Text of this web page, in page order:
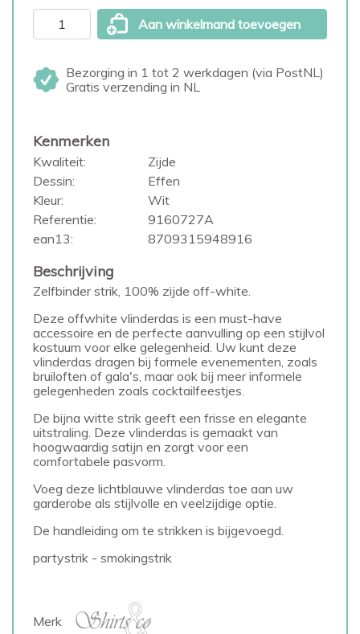
Aan winkelmand toevoegen
Bezorging in 1 tot 2 werkdagen (via PostNL)
Gratis verzending in NL
Kenmerken
Kwaliteit:
Zijde
Dessin:
Effen
Kleur:
Wit
Referentie:
9160727A
ean13:
8709315948916
Beschrijving
Zelfbinder strik, 100% zijde off-white.
Deze offwhite vlinderdas is een must-have
accessoire en de perfecte aanvulling op een stijlvol
kostuum voor elke gelegenheid. Uw kunt deze
vlinderdas dragen bij formele evenementen, zoals
bruiloften of gala's, maar ook bij meer informele
gelegenheden zoals cocktailfeestjes.
De bijna witte strik geeft een frisse en elegante
uitstraling. Deze vlinderdas is gemaakt van
hoogwaardig satijn en zorgt voor een
comfortabele pasvorm.
Voeg deze lichtblauwe vlinderdas toe aan uw
garderobe als stijlvolle en veelzijdige optie.
De handleiding om te strikken is bijgevoegd.
partystrik - smokingstrik
Merk